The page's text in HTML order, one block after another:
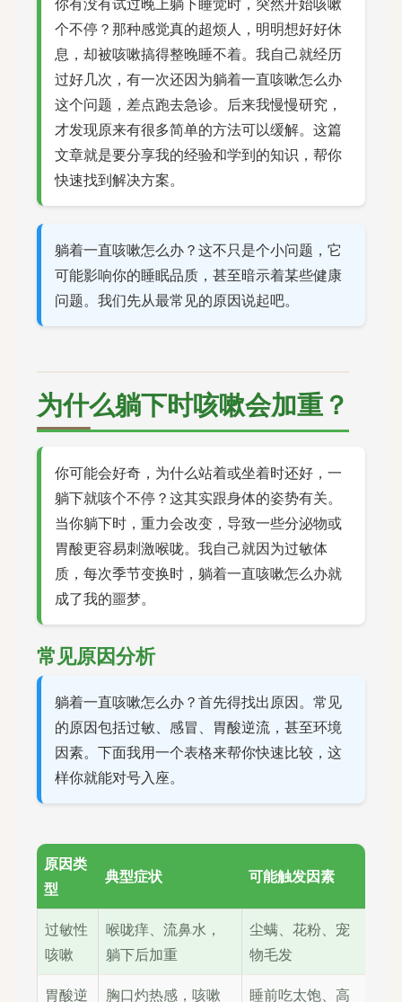
个不停？那种感觉真的超烦人，明明想好好休
息，却被咳嗽搞得整晚睡不着。我自己就经历
过好几次，有一次还因为躺着一直咳嗽怎么办
这个问题，差点跑去急诊。后来我慢慢研究，
才发现原来有很多简单的方法可以缓解。这篇
文章就是要分享我的经验和学到的知识，帮你
快速找到解决方案。
躺着一直咳嗽怎么办？这不只是个小问题，它
可能影响你的睡眠品质，甚至暗示着某些健康
问题。我们先从最常见的原因说起吧。
为什么躺下时咳嗽会加重？
你可能会好奇，为什么站着或坐着时还好，一
躺下就咳个不停？这其实跟身体的姿势有关。
当你躺下时，重力会改变，导致一些分泌物或
胃酸更容易刺激喉咙。我自己就因为过敏体
质，每次季节变换时，躺着一直咳嗽怎么办就
成了我的噩梦。
常见原因分析
躺着一直咳嗽怎么办？首先得找出原因。常见
的原因包括过敏、感冒、胃酸逆流，甚至环境
因素。下面我用一个表格来帮你快速比较，这
样你就能对号入座。
原因类
型
典型症状 可能触发因素
过敏性
咳嗽
喉咙痒、流鼻水，
躺下后加重
尘螨、花粉、宠
物毛发
胃酸逆
胸口灼热感，咳嗽
睡前吃太饱、高